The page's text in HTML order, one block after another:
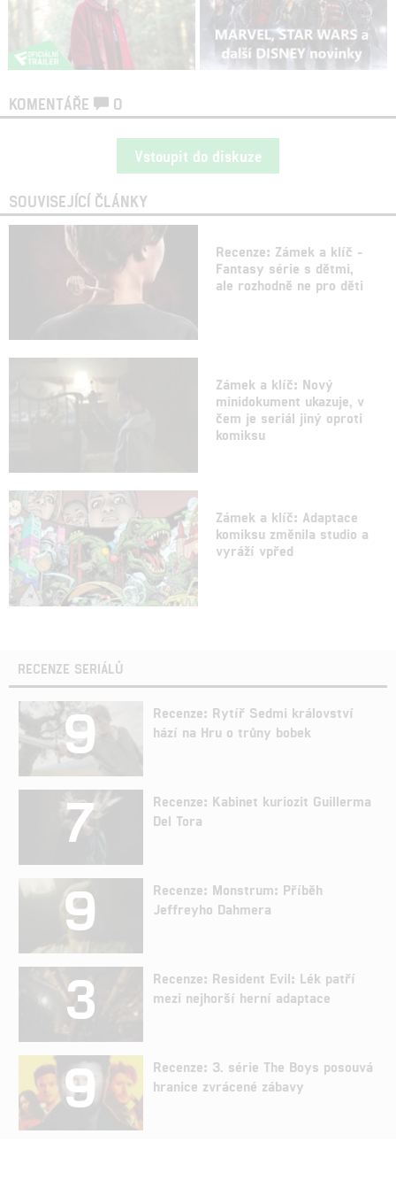
KOMENTÁŘE 0
Vstoupit do diskuze
SOUVISEJÍCÍ ČLÁNKY
Recenze: Zámek a klíč -
Fantasy série s dětmi,
ale rozhodně ne pro děti
Zámek a klíč: Nový
minidokument ukazuje, v
čem je seriál jiný oproti
komiksu
Zámek a klíč: Adaptace
komiksu změnila studio a
vyráží vpřed
RECENZE SERIÁLŮ
9
Recenze: Rytíř Sedmi království
hází na Hru o trůny bobek
7
Recenze: Kabinet kuriozit Guillerma
Del Tora
9
Recenze: Monstrum: Příběh
Jeffreyho Dahmera
3
Recenze: Resident Evil: Lék patří
mezi nejhorší herní adaptace
9
Recenze: 3. série The Boys posouvá
hranice zvrácené zábavy